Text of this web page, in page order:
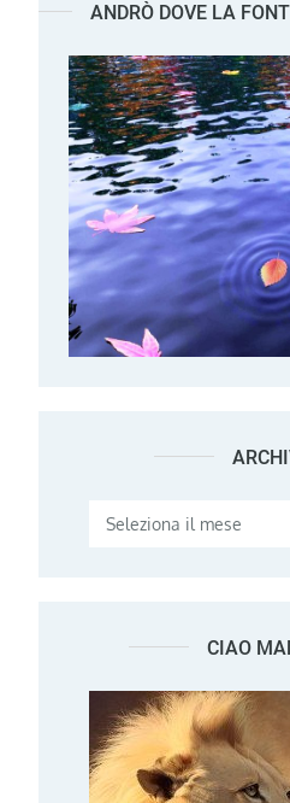
ANDRÒ DOVE LA
CIAO